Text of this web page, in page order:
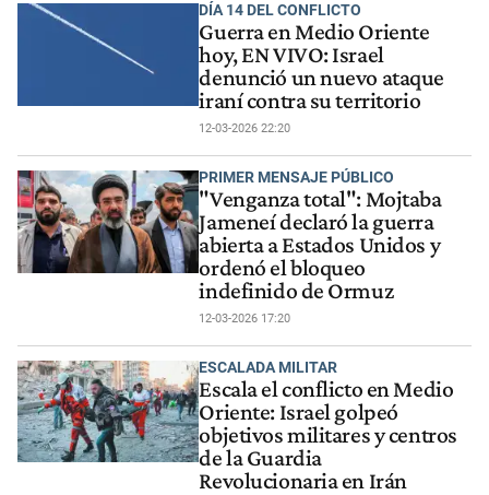
DÍA 14 DEL CONFLICTO
Guerra en Medio Oriente
hoy, EN VIVO: Israel
denunció un nuevo ataque
iraní contra su territorio
12-03-2026 22:20
PRIMER MENSAJE PÚBLICO
"Venganza total": Mojtaba
Jameneí declaró la guerra
abierta a Estados Unidos y
ordenó el bloqueo
indefinido de Ormuz
12-03-2026 17:20
ESCALADA MILITAR
Escala el conflicto en Medio
Oriente: Israel golpeó
objetivos militares y centros
de la Guardia
Revolucionaria en Irán